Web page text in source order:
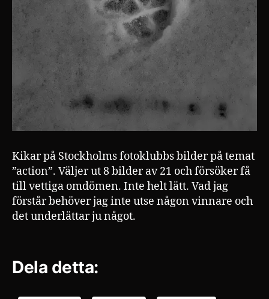
Kikar på Stockholms fotoklubbs bilder på temat
”action”. Väljer ut 8 bilder av 21 och försöker få
till vettiga omdömen. Inte helt lätt. Vad jag
förstår behöver jag inte utse någon vinnare och
det underlättar ju något.
Dela detta: